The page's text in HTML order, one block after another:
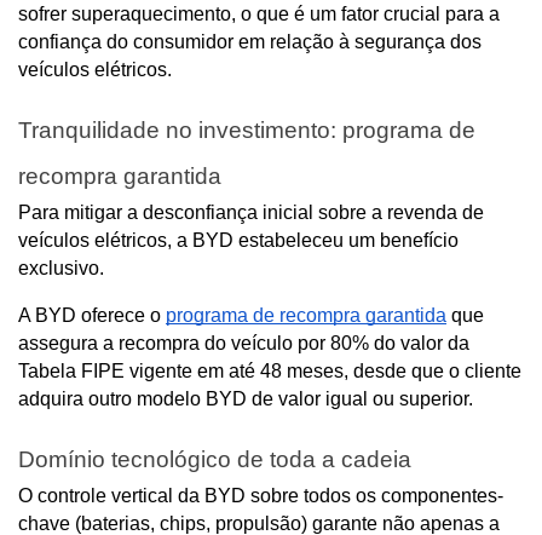
sofrer superaquecimento, o que é um fator crucial para a
confiança do consumidor em relação à segurança dos
veículos elétricos.
Tranquilidade no investimento: programa de
recompra garantida
Para mitigar a desconfiança inicial sobre a revenda de
veículos elétricos, a BYD estabeleceu um benefício
exclusivo.
A BYD oferece o programa de recompra garantida que
assegura a recompra do veículo por 80% do valor da
Tabela FIPE vigente em até 48 meses, desde que o cliente
adquira outro modelo BYD de valor igual ou superior.
Domínio tecnológico de toda a cadeia
O controle vertical da BYD sobre todos os componentes-
chave (baterias, chips, propulsão) garante não apenas a